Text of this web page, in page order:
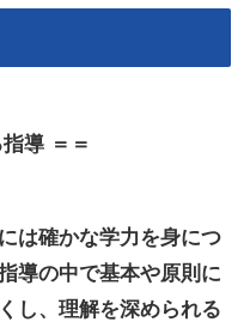
導 ＝＝
は確かな学力を身につ
導の中で基本や原則に
し、理解を深められる